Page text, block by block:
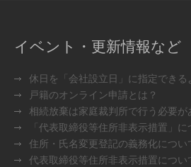
イベント・更新情報など
休日を「会社設立日」に指定できる
戸籍のオンライン申請とは？
相続放棄は家庭裁判所で行う必要が
「代表取締役等住所非表示措置」
住所・氏名変更登記の義務化につい
代表取締役等住所非表示措置につい